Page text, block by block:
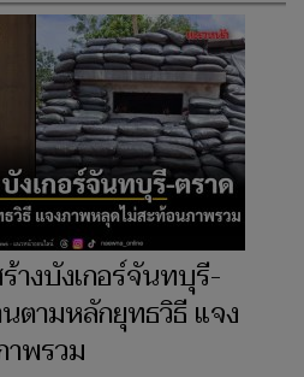
างบังเกอร์จันทบุรี-
ตามหลักยุทธวิธี แจง
พรวม